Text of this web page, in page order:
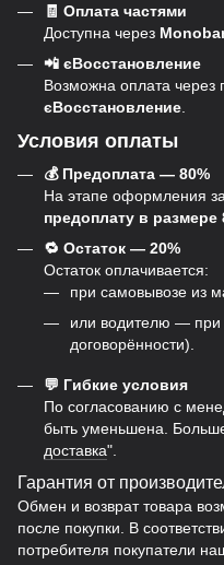
🧾 Оплата частями
Доступна через
📲 єВосстановление
Возможна оплата через
єВосстановление
Условия оплаты
💰 Предоплата — 80%
На этапе оформления
предоплату в размере
🔁 Остаток — 20%
Остаток оплачивается:
при самовывозе из
или водителю — при
договорённости).
💬 Гибкие условия
По согласованию с
быть уменьшена.
доставка".
Гарантия от
Обмен и возврат товара
после покупки. В
потребителя покупатели